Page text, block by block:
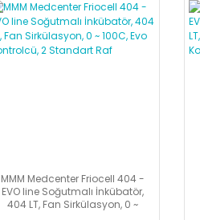
MMM Medcenter Friocell 404 -
EVO line Soğutmalı İnkübatör,
404 LT, Fan Sirkülasyon, 0 ~